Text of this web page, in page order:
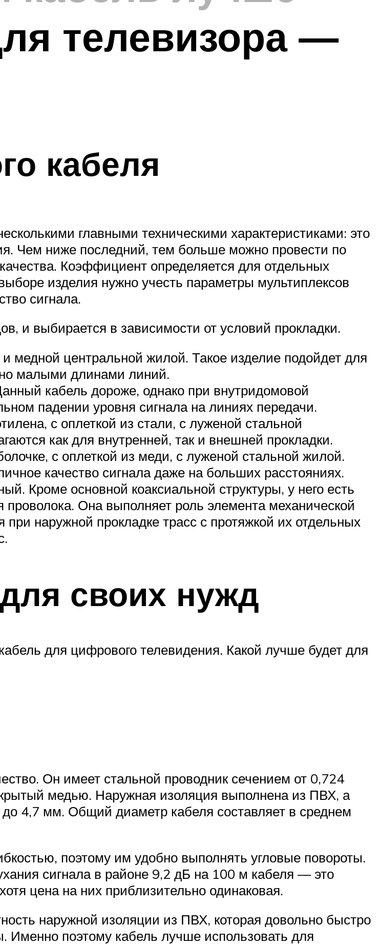
телевизора —
кабеля
главными техническими характеристиками: это
Чем ниже последний, тем больше можно провести по
Коэффициент определяется для отдельных
изделия нужно учесть параметры мультиплексов
сигнала.
и выбирается в зависимости от условий прокладки.
медной центральной жилой. Такое изделие подойдет для
малыми длинами линий.
кабель дороже, однако при внутридомовой
падении уровня сигнала на линиях передачи.
с оплеткой из стали, с луженой стальной
как для внутренней, так и внешней прокладки.
с оплеткой из меди, с луженой стальной жилой.
качество сигнала даже на больших расстояниях.
Кроме основной коаксиальной структуры, у него есть
Она выполняет роль элемента механической
наружной прокладке трасс с протяжкой их отдельных
своих нужд
для цифрового телевидения. Какой лучше будет для
Он имеет стальной проводник сечением от 0,724
медью. Наружная изоляция выполнена из ПВХ, а
4,7 мм. Общий диаметр кабеля составляет в среднем
поэтому им удобно выполнять угловые повороты.
сигнала в районе 9,2 дБ на 100 м кабеля — это
цена на них приблизительно одинаковая.
наружной изоляции из ПВХ, которая довольно быстро
Именно поэтому кабель лучше использовать для